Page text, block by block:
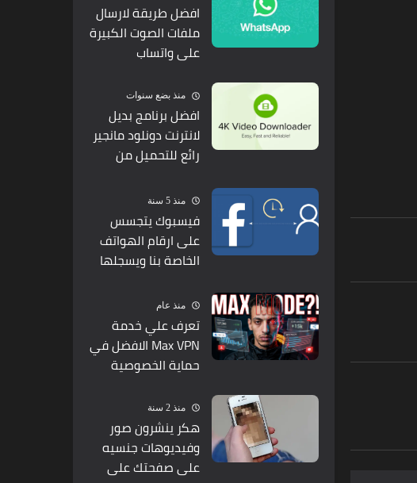
افضل طريقة لارسال
ملفات الصوت الكبيرة
على واتساب
منذ بضع سنوات
افضل برنامج بديل
لانترنت دونلود مانجير
رائع للتحميل من
منذ 5 سنة
فيسبوك يتجسس
على ارقام الهواتف
الخاصة بنا ويسجلها
منذ عام
تعرف علي خدمة
Max VPN الافضل في
حماية الخصوصية
منذ 2 سنة
هكر ينشرون صور
وفيديوهات جنسيه
على صفحتك على